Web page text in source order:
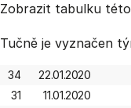
Zobrazit tabulku
Tučně je vyznačen
34 22.01.2020
31
11.01.2020